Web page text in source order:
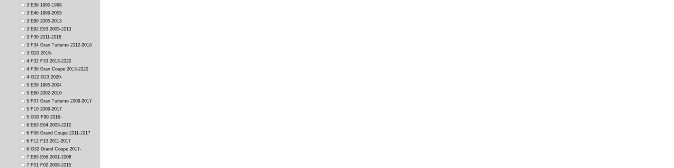
3 E36 1990-1998
3 E46 1999-2005
3 E90 2005-2013
3 E92 E93 2005-2013
3 F30 2011-2018
3 F34 Gran Turismo 2012-2018
3 G20 2019-
4 F32 F33 2013-2020
4 F36 Gran Coupe 2013-2020
4 G22 G23 2020-
5 E39 1995-2004
5 E60 2002-2010
5 F07 Gran Turismo 2009-2017
5 F10 2009-2017
5 G30 F90 2016-
6 E63 E64 2003-2010
6 F06 Grand Coupe 2011-2017
6 F12 F13 2011-2017
6 G32 Grand Coupe 2017-
7 E65 E66 2001-2008
7 F01 F02 2008-2015